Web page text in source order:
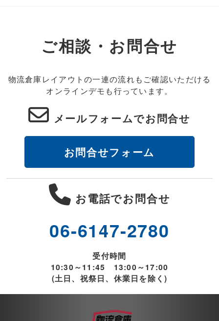
ご相談・お問合せ
物流倉庫レイアウトの一連の流れもご確認いただける
オンラインデモも行っています。
メールフォームでお問合せ
お問合せフォーム
お電話でお問合せ
06-6147-2780
受付時間
10:30～11:45 13:00～17:00
(土日、祝祭日、休業日を除く)